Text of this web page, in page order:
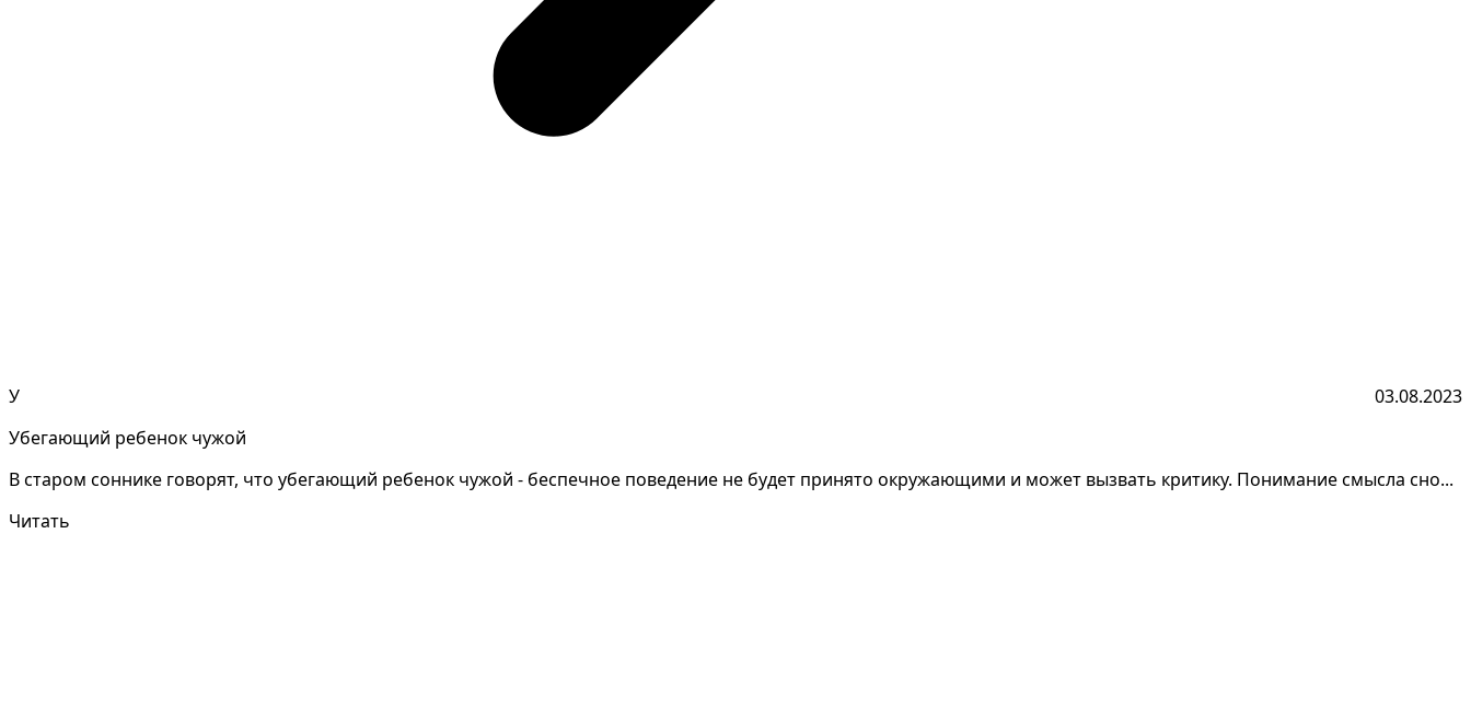
У
03.08.2023
Убегающий ребенок чужой
В старом соннике говорят, что убегающий ребенок чужой - беспечное поведение не будет принято окружающими и может вызвать критику. Понимание смысла сно...
Читать